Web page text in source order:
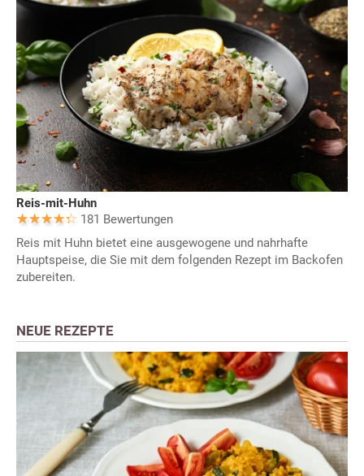
Reis-mit-Huhn
181 Bewertungen
Reis mit Huhn bietet eine ausgewogene und nahrhafte
Hauptspeise, die Sie mit dem folgenden Rezept im Backofen
zubereiten.
NEUE REZEPTE